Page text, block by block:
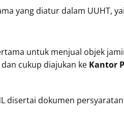
yang diatur dalam UUHT,
untuk menjual objek
cukup diajukan ke Kantor
disertai dokumen